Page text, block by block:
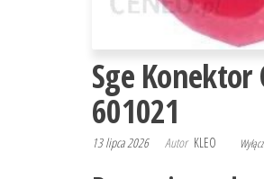
Sge
601021
13 lipca 2026 Autor KLEO